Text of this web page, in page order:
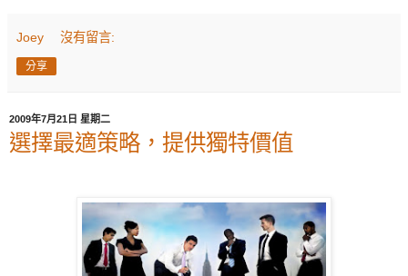
Joey 沒有留言:
分享
2009年7月21日 星期二
選擇最適策略，提供獨特價值